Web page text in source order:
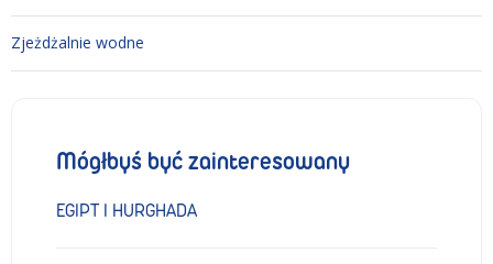
Zjeżdżalnie wodne
Mógłbyś być zainteresowany
EGIPT I HURGHADA